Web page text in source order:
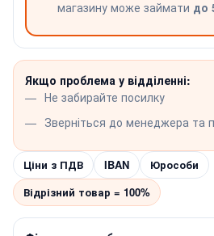
магазину може займати до
Якщо проблема у відділенні:
Не забирайте посилку
Зверніться до менеджера та
Ціни з ПДВ IBAN
Юрособи
Відрізний товар = 100%